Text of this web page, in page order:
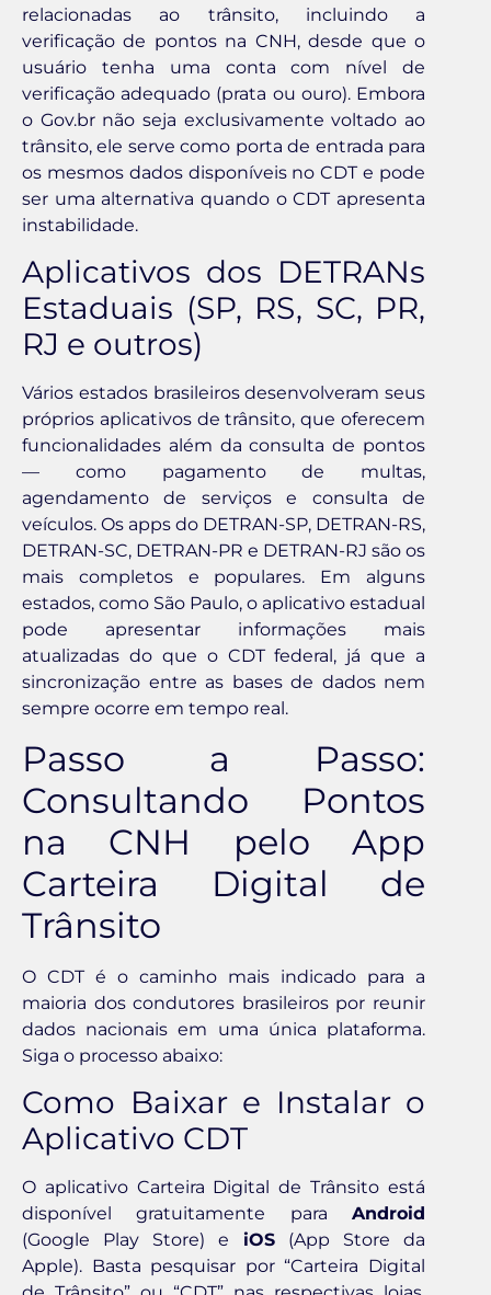
relacionadas ao trânsito, incluindo a
verificação de pontos na CNH, desde que o
usuário tenha uma conta com nível de
verificação adequado (prata ou ouro). Embora
o Gov.br não seja exclusivamente voltado ao
trânsito, ele serve como porta de entrada para
os mesmos dados disponíveis no CDT e pode
ser uma alternativa quando o CDT apresenta
instabilidade.
Aplicativos dos DETRANs
Estaduais (SP, RS, SC, PR,
RJ e outros)
Vários estados brasileiros desenvolveram seus
próprios aplicativos de trânsito, que oferecem
funcionalidades além da consulta de pontos
— como pagamento de multas,
agendamento de serviços e consulta de
veículos. Os apps do DETRAN-SP, DETRAN-RS,
DETRAN-SC, DETRAN-PR e DETRAN-RJ são os
mais completos e populares. Em alguns
estados, como São Paulo, o aplicativo estadual
pode apresentar informações mais
atualizadas do que o CDT federal, já que a
sincronização entre as bases de dados nem
sempre ocorre em tempo real.
Passo a Passo:
Consultando Pontos
na CNH pelo App
Carteira Digital de
Trânsito
O CDT é o caminho mais indicado para a
maioria dos condutores brasileiros por reunir
dados nacionais em uma única plataforma.
Siga o processo abaixo:
Como Baixar e Instalar o
Aplicativo CDT
O aplicativo Carteira Digital de Trânsito está
disponível gratuitamente para Android
(Google Play Store) e iOS(App Store da
Apple). Basta pesquisar por “Carteira Digital